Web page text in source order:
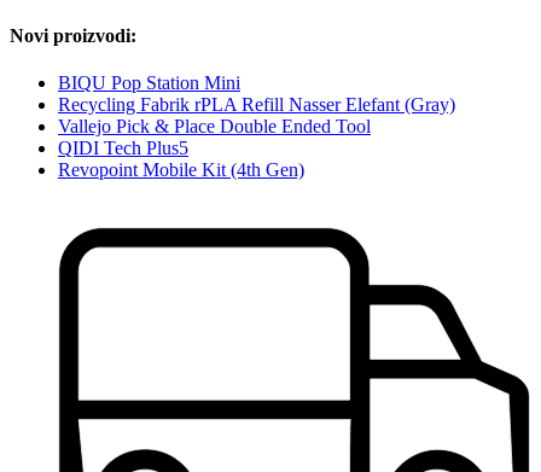
Novi proizvodi:
BIQU Pop Station Mini
Recycling Fabrik rPLA Refill Nasser Elefant (Gray)
Vallejo Pick & Place Double Ended Tool
QIDI Tech Plus5
Revopoint Mobile Kit (4th Gen)